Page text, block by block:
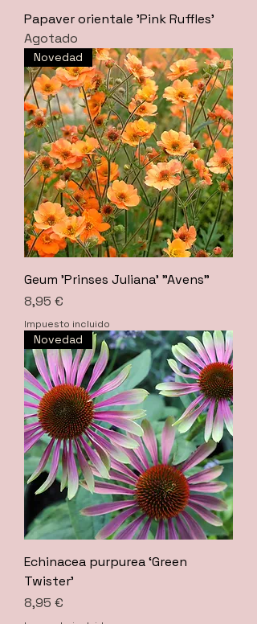
Papaver orientale 'Pink Ruffles'
Agotado
Novedad
Geum 'Prinses Juliana' "Avens"
Precio
8,95 €
Impuesto incluido
Novedad
Echinacea purpurea ‘Green
Twister’
Precio
8,95 €